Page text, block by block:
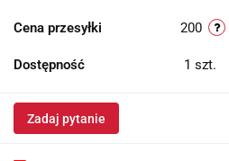
Cena przesyłki 200
Dostępność 1 szt.
Zadaj pytanie